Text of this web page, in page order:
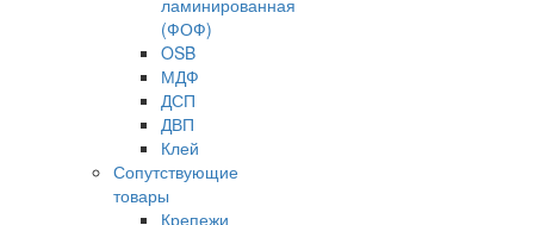
ламинированная
(ФОФ)
OSB
МДФ
ДСП
ДВП
Клей
Сопутствующие
товары
Крепежи